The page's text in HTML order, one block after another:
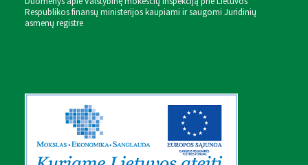
Respublikos finansų ministerijos kaupiami ir saugomi Juridinių
asmenų registre